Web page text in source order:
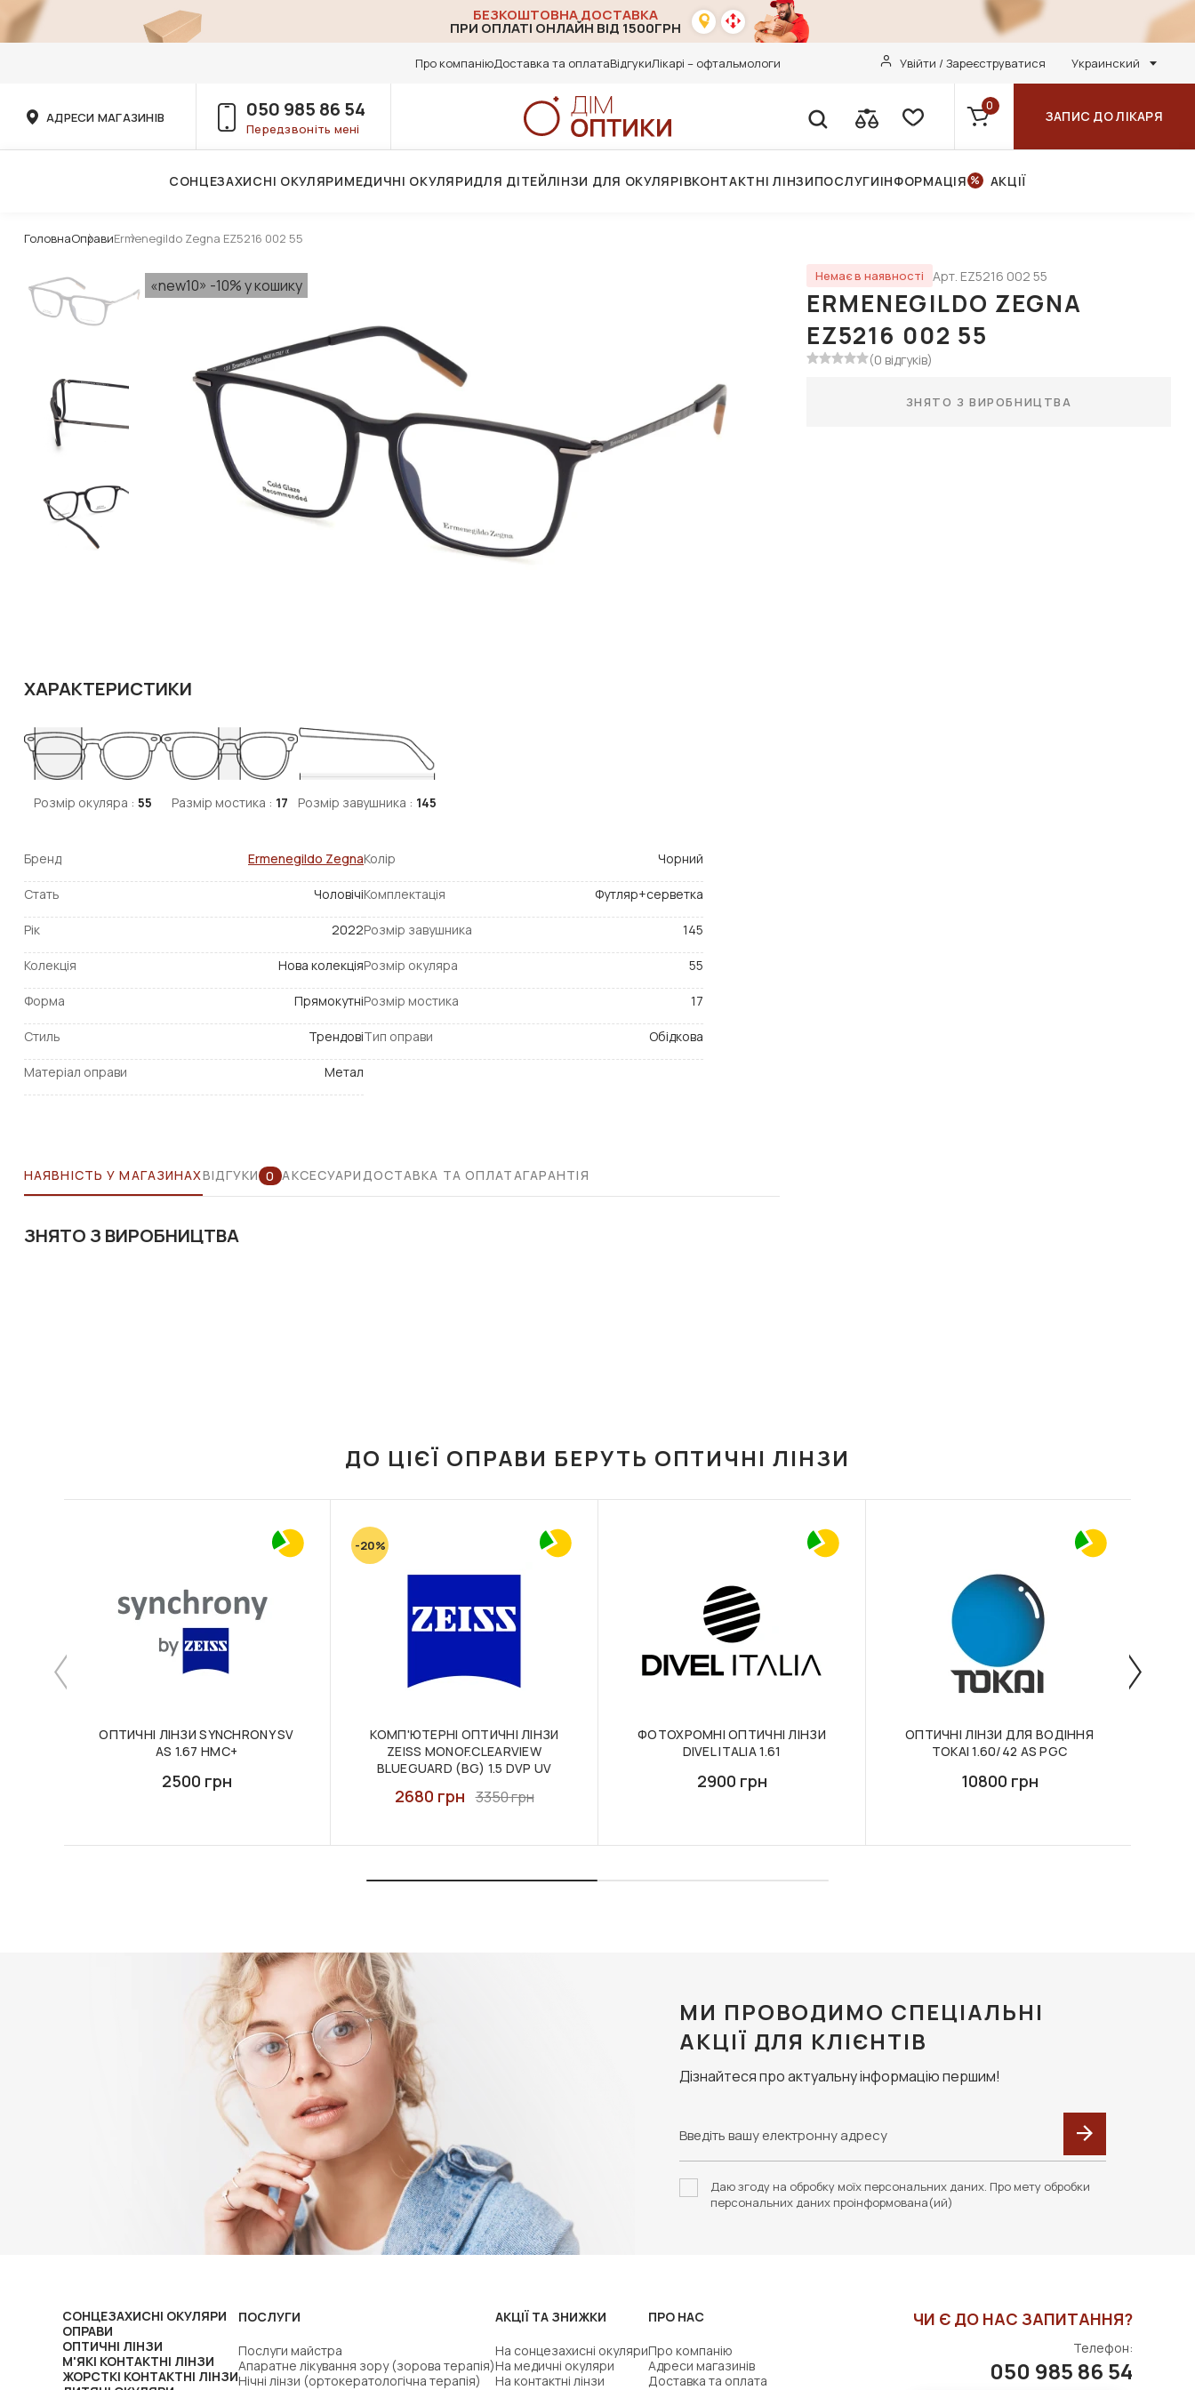
БЕЗКОШТОВНА ДОСТАВКА
ПРИ ОПЛАТІ ОНЛАЙН ВІД 1500ГРН
Про компаніюДоставка та оплатаВідгукиЛікарі – офтальмологи Увійти / Зареєструватися Украинский
АДРЕСИ МАГАЗИНІВ 050 985 86 54
Передзвоніть мені
0
ЗАПИС ДО ЛІКАРЯ
СОНЦЕЗАХИСНІ ОКУЛЯРИМЕДИЧНІ ОКУЛЯРИДЛЯ ДІТЕЙЛІНЗИ ДЛЯ ОКУЛЯРІВКОНТАКТНІ ЛІНЗИПОСЛУГИІНФОРМАЦІЯ АКЦІЇ
ГоловнаОправиErmenegildo Zegna EZ5216 002 55
«new10» -10% у кошику Немає в наявності Арт. EZ5216 002 55
ERMENEGILDO ZEGNA
EZ5216 002 55
(0 відгуків)
ЗНЯТО З ВИРОБНИЦТВА
ХАРАКТЕРИСТИКИ
Розмір окуляра : 55 Размір мостика : 17 Розмір завушника : 145
Бренд Ermenegildo Zegna
Стать Чоловічі
Рік 2022
Колекція Нова колекція
Форма Прямокутні
Стиль Трендові
Матеріал оправи Метал
Колір Чорний
Комплектація Футляр+серветка
Розмір завушника 145
Розмір окуляра 55
Розмір мостика 17
Тип оправи Обідкова
НАЯВНІСТЬ У МАГАЗИНАХВІДГУКИ 0 АКСЕСУАРИДОСТАВКА ТА ОПЛАТАГАРАНТІЯ
ЗНЯТО З ВИРОБНИЦТВА
ДО ЦІЄЇ ОПРАВИ БЕРУТЬ ОПТИЧНІ ЛІНЗИ
ОПТИЧНІ ЛІНЗИ SYNCHRONY SV
AS 1.67 HMC+
2500 грн
-20%
КОМП'ЮТЕРНІ ОПТИЧНІ ЛІНЗИ
ZEISS MONOF.CLEARVIEW
BLUEGUARD (BG) 1.5 DVP UV
2680 грн 3350 грн
ФОТОХРОМНІ ОПТИЧНІ ЛІНЗИ
DIVEL ITALIA 1.61
2900 грн
ОПТИЧНІ ЛІНЗИ ДЛЯ ВОДІННЯ
TOKAI 1.60/42 AS PGC
10800 грн
МИ ПРОВОДИМО СПЕЦІАЛЬНІ
АКЦІЇ ДЛЯ КЛІЄНТІВ
Дізнайтеся про актуальну інформацію першим!
Даю згоду на обробку моїх персональних даних. Про мету обробки
персональних даних проінформована(ий)
СОНЦЕЗАХИСНІ ОКУЛЯРИ
ОПРАВИ
ОПТИЧНІ ЛІНЗИ
М'ЯКІ КОНТАКТНІ ЛІНЗИ
ЖОРСТКІ КОНТАКТНІ ЛІНЗИ
ПОСЛУГИ
Послуги майстра
Апаратне лікування зору (зорова терапія)
Нічні лінзи (ортокератологічна терапія)
АКЦІЇ ТА ЗНИЖКИ
На сонцезахисні окуляри
На медичні окуляри
На контактні лінзи
ПРО НАС
Про компанію
Адреси магазинів
Доставка та оплата
ЧИ Є ДО НАС ЗАПИТАННЯ?
Телефон:
050 985 86 54